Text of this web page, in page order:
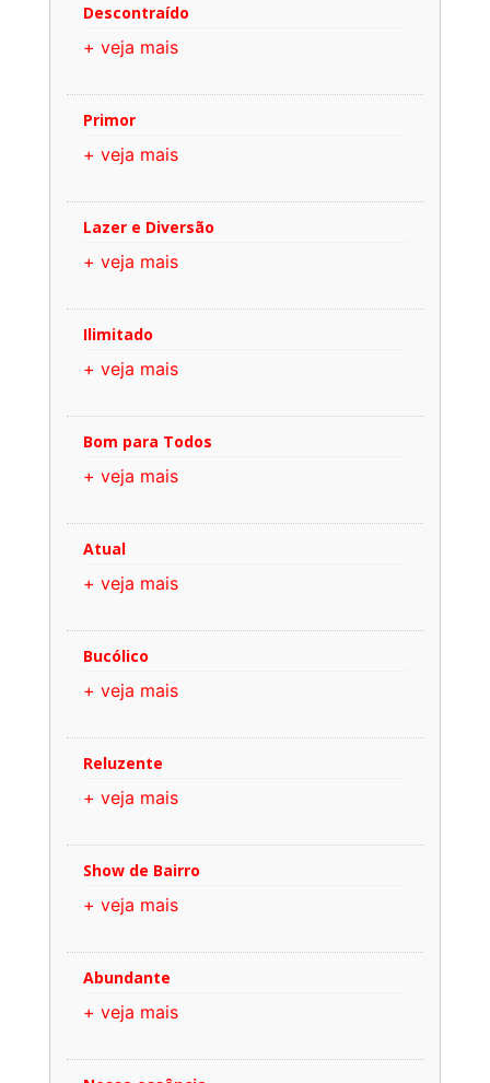
Descontraído
+ veja mais
Primor
+ veja mais
Lazer e Diversão
+ veja mais
Ilimitado
+ veja mais
Bom para Todos
+ veja mais
Atual
+ veja mais
Bucólico
+ veja mais
Reluzente
+ veja mais
Show de Bairro
+ veja mais
Abundante
+ veja mais